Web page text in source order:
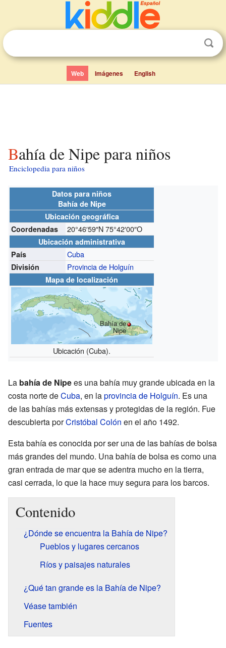
Web Imágenes English
Bahía de Nipe para niños
Enciclopedia para niños
Datos para niños
Bahía de Nipe
Ubicación geográfica
Coordenadas
20°46′59″N75°42′00″O
Ubicación administrativa
País
Cuba
División Provincia de Holguín
Mapa de localización
Bahía de
Nipe
Ubicación (Cuba).
La bahía de Nipees una bahía muy grande ubicada en la
costa norte deCuba, en laprovincia de Holguín. Es una
de las bahías más extensas y protegidas de la región. Fue
descubierta porCristóbal Colón en el año 1492.
Esta bahía es conocida por ser una de las bahías de bolsa
más grandes del mundo. Una bahía de bolsa es como una
gran entrada de mar que se adentra mucho en la tierra,
casi cerrada, lo que la hace muy segura para los barcos.
Contenido
¿Dónde se encuentra la Bahía de Nipe?
Pueblos y lugares cercanos
Ríos y paisajes naturales
¿Qué tan grande es la Bahía de Nipe?
Véase también
Fuentes